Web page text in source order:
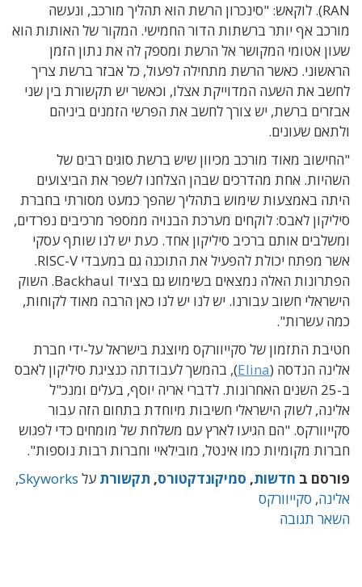
RAN). לוקאש: "סינכרון הרשת הוא תהליך מורכב, ונעשה
מורכב אף יותר ברשתות הדור החמישי. המקור של האותות הוא
שעון אטומי המקושר אל הרשת ומספק לה את נתון הזמן
הראשוני. כאשר הרשת מתחילה לפעול, כל אבזר ברשת צריך
לחשב את השעה המדוייקת אצלו, וכאשר יש תקשורת בין שני
אבזרים ברשת, יש צורך לחשב את הפרשי הזמנים ביניהם
ולתאם שעונים.
"החישוב מאוד מורכב מכיוון שיש ברשת סוגים רבים של
השהיות. אחת מהדרכים שבהן הצלחנו לשפר את הביצועים
היתה באמצעות שימוש בתהליך שהפך כמעט מסורתי בחברת
סיליקון לאבס: לוקחים מערכת הבנויה ממספר מרכיבים נפרדים,
ומשלבים אותם ברכיב סיליקון אחד. כעת יש לנו שותף עסקי
אשר מפתח יכולת להפעיל את התוכנה גם במעבדי RISC-V.
הפתרונות האלה נמצאים בשימוש גם בציוד Backhaul. השוק
הישראלי חשוב עבורנו. יש לנו יש לנו כאן הרבה מאוד לקוחות,
כמה עשרות".
חטיבת התזמון של סקייוורקס מיוצגת בישראל על-ידי חברת
אלינה הנדסה (Elina), בהמשך לעבודתה כנציגת סיליקון לאבס
ב-25 השנים האחרונות. לדברי אריה יוסף, בעלים ומנכ"ל
אלינה, לשוק הישראלי חשיבות מיוחדת בתחום הזה עבור
סקייוורקס. "הם הגיעו לארץ עם משלחת של מומחים כדי לפגוש
חברות מקומיות כמו אינטל, מובילאיי וחברות רבות נוספות".
פורסם ב חדשות, סמיקונדקטורס, תקשורת על Skyworks
,
אלינה, סקייוורקס
השאר תגובה